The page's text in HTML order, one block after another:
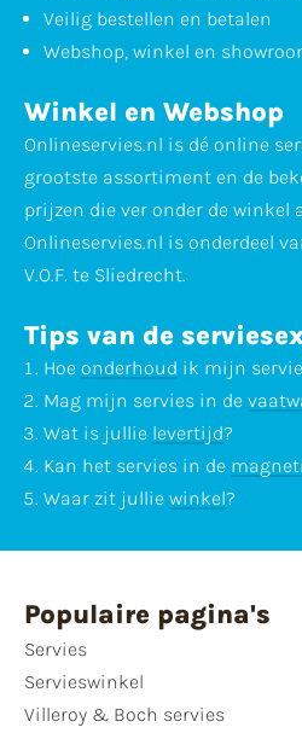
Veilig bestellen en betalen
Webshop, winkel en
Winkel en Webshop
Onlineservies.nl is dé online
grootste assortiment en de
prijzen die ver onder de winkel
Onlineservies.nl is onderdeel
V.O.F. te Sliedrecht.
Tips van de
Hoe onderhoud ik mijn
Mag mijn servies in de
Wat is jullie levertijd?
Kan het servies in de
Waar zit jullie winkel?
Populaire pagina's
Servies
Servieswinkel
Villeroy & Boch servies